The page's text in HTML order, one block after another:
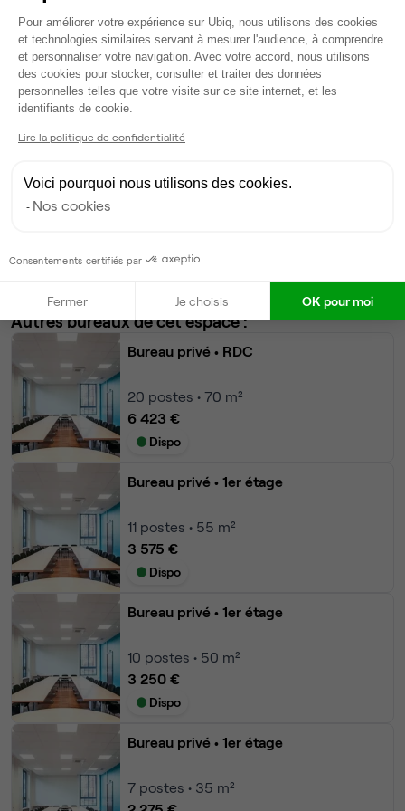
Ménage
Tables / chaises
Voir plus
Ma sélection de bureau
Dispo
Autres bureaux de cet espace :
Bureau privé • RDC
20 postes • 70 m²
6 423 €
Dispo
Bureau privé • 1er étage
11 postes • 55 m²
3 575 €
Dispo
Bureau privé • 1er étage
10 postes • 50 m²
3 250 €
Dispo
Bureau privé • 1er étage
7 postes • 35 m²
Plateforme de Gestion du
Pour améliorer votre expérience sur Ubiq, nous utilisons des cookies
et technologies similaires servant à mesurer l'audience, à comprendre
et personnaliser votre navigation. Avec votre accord, nous utilisons
des cookies pour stocker, consulter et traiter des données
personnelles telles que votre visite sur ce site internet, et les
identifiants de cookie.
Lire la politique de confidentialité
Voici pourquoi nous utilisons des cookies.
Nos cookies
Consentements certifiés par
Fermer Je choisis OK pour moi